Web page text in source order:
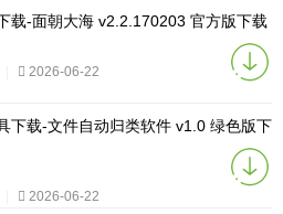
载-面朝大海 v2.2.170203 官方版下载
2026-06-22
下载-文件自动归类软件 v1.0 绿色版下
2026-06-22